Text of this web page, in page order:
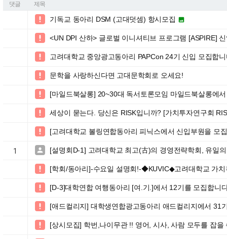
댓글 제목
 기독교 동아리 DSM (고대덧셈) 항시모집 
 <UN DPI 산하> 글로벌 이니셔티브 프로그램 [ASPIRE]
 고려대학교 중앙광고동아리 PAPCon 24기 신입 모집합
 문학을 사랑하신다면 고대문학회로 오세요!
 [마일드북살롱] 20~30대 독서토론모임 마일드북살롱에
 세상이 묻는다. 당신은 RISK입니까? [가치투자연구회
 [고려대학교 볼링연합동아리 피닉스에서 신입부원을 모
1  [설명회D-1] 고려대학교 최고(古)의 경영전략학회, 유일
 [학회/동아리]-수요일 설명회!-◆KUVIC◆고려대학교 가
 [D-3]대학연합 여행동아리 [여.기.]에서 12기를 모집합니
 [애드컬리지] 대학생연합광고동아리 애드컬리지에서 31
 [상시모집] 학번,나이무관 !! 영어, 시사, 사람 모두를 잡